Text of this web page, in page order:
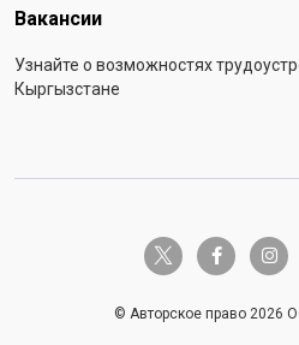
Вакансии
Узнайте о возможностях
Кыргызстане
twitter-x facebook-f
© Авторское право 2026